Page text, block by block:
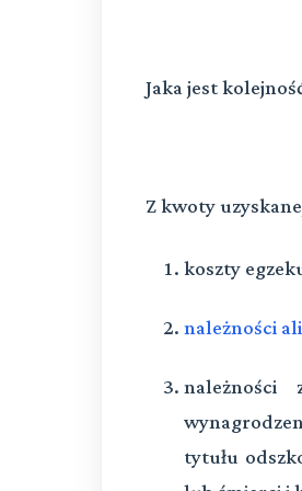
Jaka jest
Z kwoty
koszty
należności
należności
tytułu